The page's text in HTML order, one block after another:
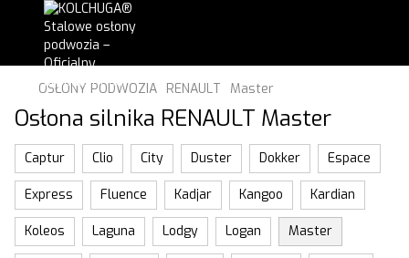
OSŁONY PODWOZIA RENAULT Master
Osłona silnika RENAULT Master
Captur Clio City Duster Dokker Espace
Express Fluence Kadjar Kangoo Kardian
Koleos Laguna Lodgy Logan Master